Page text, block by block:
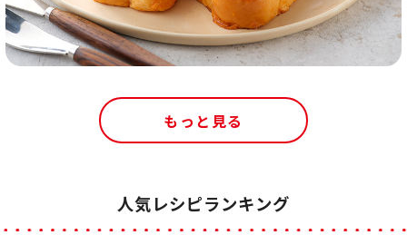
もっと見る
人気レシピランキング